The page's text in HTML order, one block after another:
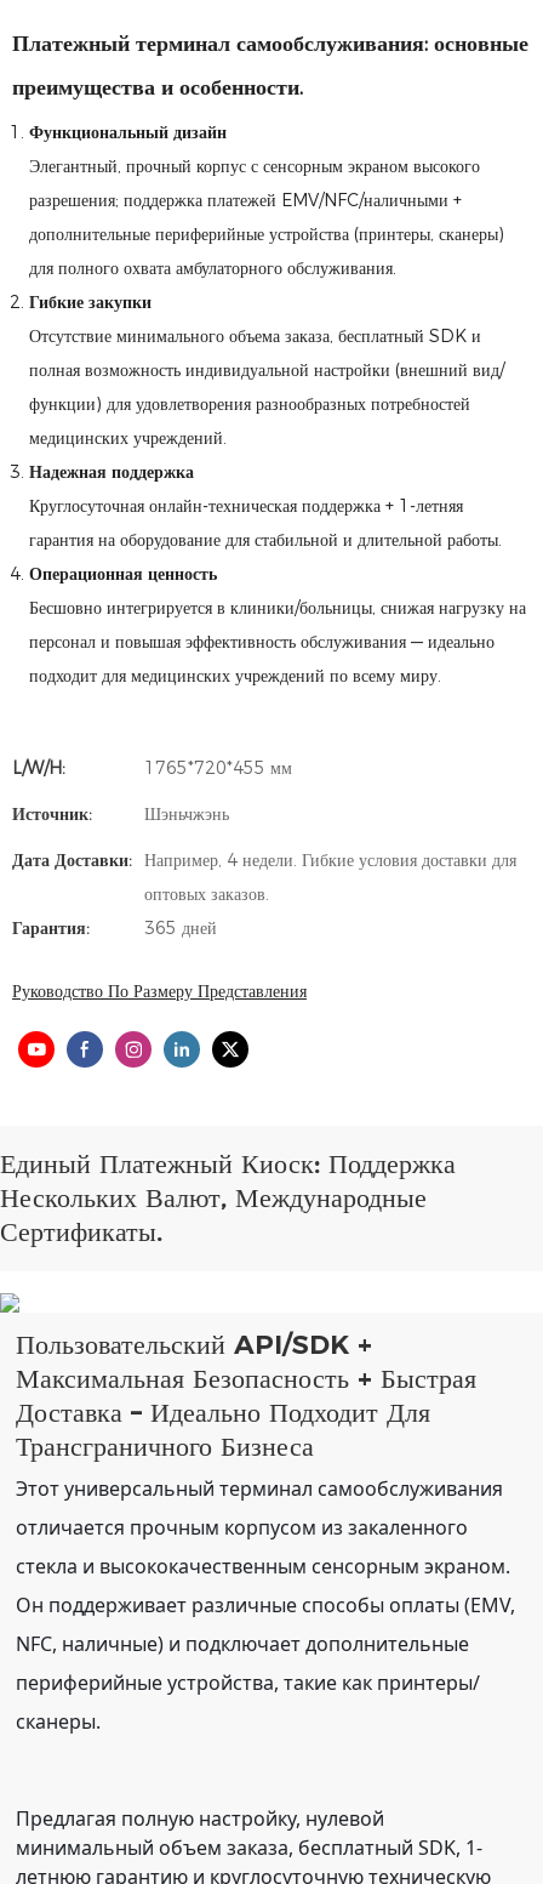
Платежный терминал самообслуживания: основные
преимущества и особенности.
Функциональный дизайн
Элегантный, прочный корпус с сенсорным экраном высокого
разрешения; поддержка платежей EMV/NFC/наличными +
дополнительные периферийные устройства (принтеры, сканеры)
для полного охвата амбулаторного обслуживания.
Гибкие закупки
Отсутствие минимального объема заказа, бесплатный SDK и
полная возможность индивидуальной настройки (внешний вид/
функции) для удовлетворения разнообразных потребностей
медицинских учреждений.
Надежная поддержка
Круглосуточная онлайн-техническая поддержка + 1-летняя
гарантия на оборудование для стабильной и длительной работы.
Операционная ценность
Бесшовно интегрируется в клиники/больницы, снижая нагрузку на
персонал и повышая эффективность обслуживания — идеально
подходит для медицинских учреждений по всему миру.
L/W/H: 1765*720*455 мм
Источник: Шэньчжэнь
Дата Доставки: Например, 4 недели. Гибкие условия доставки для
оптовых заказов.
Гарантия:
365 дней
Руководство По Размеру Представления
Единый Платежный Киоск: Поддержка
Нескольких Валют, Международные
Сертификаты.
Пользовательский API/SDK +
Максимальная Безопасность + Быстрая
Доставка – Идеально Подходит Для
Трансграничного Бизнеса
Этот универсальный терминал самообслуживания
отличается прочным корпусом из закаленного
стекла и высококачественным сенсорным экраном.
Он поддерживает различные способы оплаты (EMV,
NFC, наличные) и подключает дополнительные
периферийные устройства, такие как принтеры/
сканеры.
Предлагая полную настройку, нулевой
минимальный объем заказа, бесплатный SDK, 1-
летнюю гарантию и круглосуточную техническую